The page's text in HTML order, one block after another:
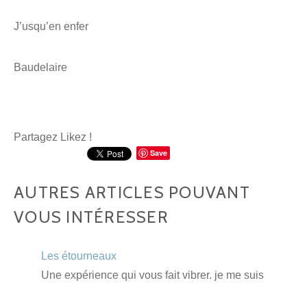
J’usqu’en enfer
Baudelaire
Partagez Likez !
Save
AUTRES ARTICLES POUVANT
VOUS INTÉRESSER
Les étourneaux
Une expérience qui vous fait vibrer. je me suis